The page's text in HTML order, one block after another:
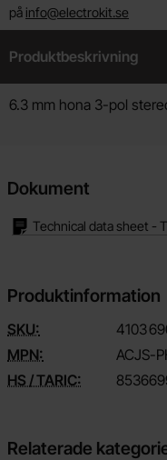
på info@electrokit.se
Produktbeskrivning
6.3 mm hona 3-pol
Dokument
Technical data sheet -
Produktinformation
SKU: 4103
MPN:
ACJS-
HS / TARIC:
Relaterade